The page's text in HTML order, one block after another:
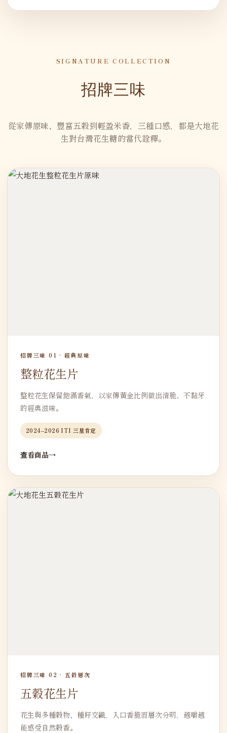
SIGNATURE COLLECTION
招牌三味
從家傳原味、豐富五穀到輕盈米香，三種口感，都是大地花
生對台灣花生糖的當代詮釋。
招牌三味 01 · 經典原味
整粒花生片
整粒花生保留飽滿香氣，以家傳黃金比例做出清脆、不黏牙
的經典滋味。
2024–2026 ITI 三星肯定
查看商品
招牌三味 02 · 五穀層次
五穀花生片
花生與多種穀物、種籽交織，入口香脆而層次分明，越嚼越
能感受自然穀香。